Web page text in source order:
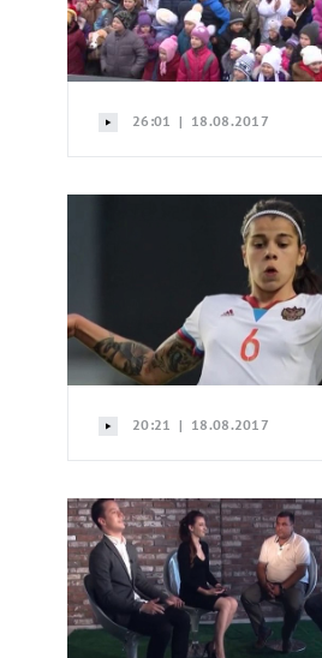
26:01 | 18.08.2017
20:21 | 18.08.2017